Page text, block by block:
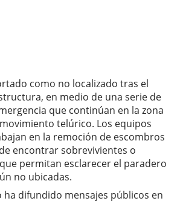
como no localizado tras el
en medio de una serie de
que continúan en la zona
telúrico. Los equipos
en la remoción de escombros
encontrar sobrevivientes o
permitan esclarecer el paradero
no ubicadas.
ha difundido mensajes públicos en